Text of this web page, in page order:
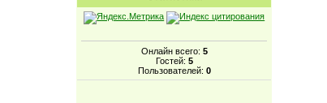
Онлайн всего: 5
Гостей: 5
Пользователей: 0